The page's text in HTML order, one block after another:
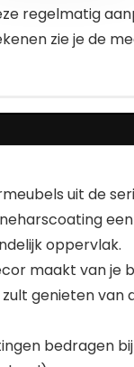
regelmatig
zie je de
uit de
oppervlak.
maakt van je
genieten van
bedragen